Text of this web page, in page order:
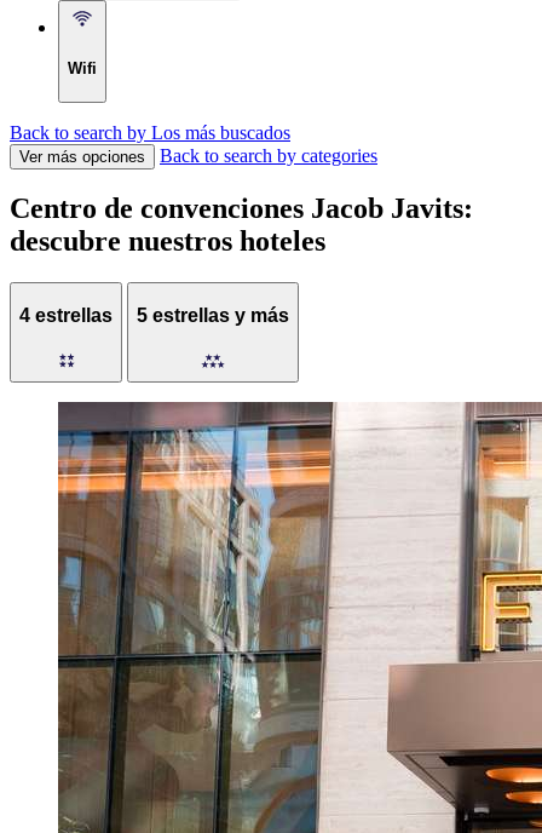
Wifi
Back to search by Los más buscados
Ver más opciones Back to search by categories
Centro de convenciones Jacob Javits:
descubre nuestros hoteles
4 estrellas 5 estrellas y más